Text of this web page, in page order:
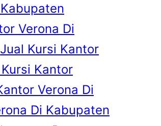
Verona Di
Jual Kursi Kantor
Kantor
Verona Di
Di Kabupaten